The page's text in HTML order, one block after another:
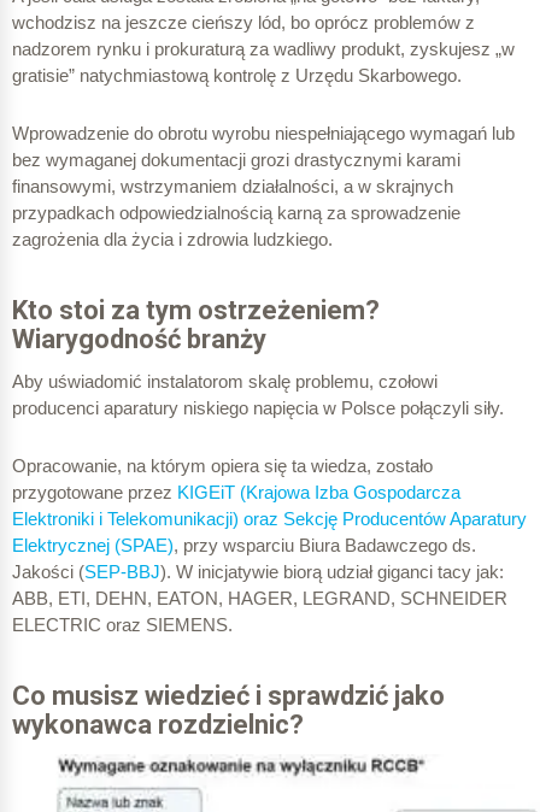
wchodzisz na jeszcze cieńszy lód, bo oprócz problemów z
nadzorem rynku i prokuraturą za wadliwy produkt, zyskujesz „w
gratisie” natychmiastową kontrolę z Urzędu Skarbowego.
Wprowadzenie do obrotu wyrobu niespełniającego wymagań lub
bez wymaganej dokumentacji grozi drastycznymi karami
finansowymi, wstrzymaniem działalności, a w skrajnych
przypadkach odpowiedzialnością karną za sprowadzenie
zagrożenia dla życia i zdrowia ludzkiego.
Kto stoi za tym ostrzeżeniem?
Wiarygodność branży
Aby uświadomić instalatorom skalę problemu, czołowi
producenci aparatury niskiego napięcia w Polsce połączyli siły.
Opracowanie, na którym opiera się ta wiedza, zostało
przygotowane przez KIGEiT (Krajowa Izba Gospodarcza
Elektroniki i Telekomunikacji) oraz Sekcję Producentów Aparatury
Elektrycznej (SPAE), przy wsparciu Biura Badawczego ds.
Jakości (SEP-BBJ). W inicjatywie biorą udział giganci tacy jak:
ABB, ETI, DEHN, EATON, HAGER, LEGRAND, SCHNEIDER
ELECTRIC oraz SIEMENS.
Co musisz wiedzieć i sprawdzić jako
wykonawca rozdzielnic?